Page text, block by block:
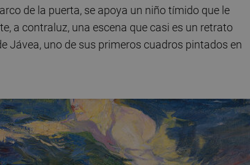
de la puerta, se apoya un niño tímido que le
a contraluz, una escena que casi es un retrato
Jávea, uno de sus primeros cuadros pintados en